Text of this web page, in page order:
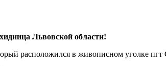
Львовской области!
расположился в живописном уголке